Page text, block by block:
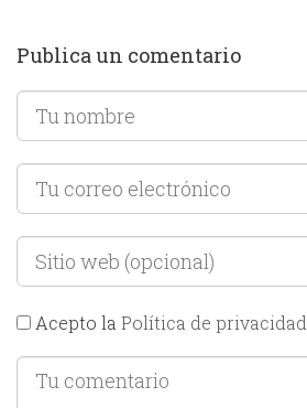
Publica un comentario
Acepto la Política de privacidad